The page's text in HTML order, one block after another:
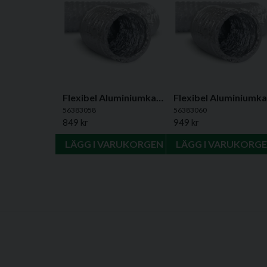
Flexibel Aluminiumkanal Ø150 mm, 10 m
56383058
849 kr
LÄGG I VARUKORGEN
56383060
949 kr
LÄGG I